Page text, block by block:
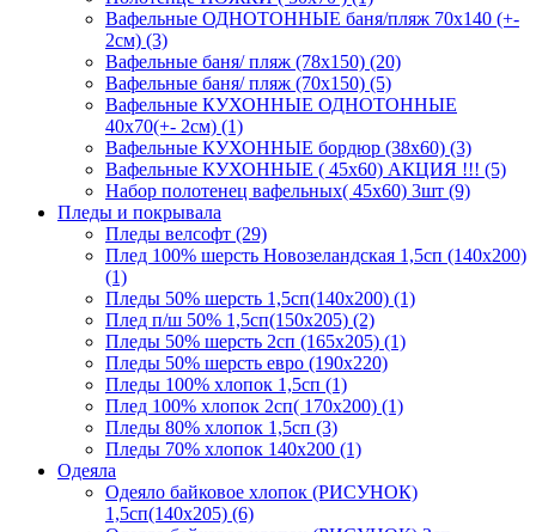
Вафельные ОДНОТОННЫЕ баня/пляж 70х140 (+-
2см) (3)
Вафельные баня/ пляж (78х150) (20)
Вафельные баня/ пляж (70х150) (5)
Вафельные КУХОННЫЕ ОДНОТОННЫЕ
40х70(+- 2см) (1)
Вафельные КУХОННЫЕ бордюр (38х60) (3)
Вафельные КУХОННЫЕ ( 45х60) АКЦИЯ !!! (5)
Набор полотенец вафельных( 45х60) 3шт (9)
Пледы и покрывала
Пледы велсофт (29)
Плед 100% шерсть Новозеландская 1,5сп (140х200)
(1)
Пледы 50% шерсть 1,5сп(140х200) (1)
Плед п/ш 50% 1,5сп(150х205) (2)
Пледы 50% шерсть 2сп (165х205) (1)
Пледы 50% шерсть евро (190х220)
Пледы 100% хлопок 1,5сп (1)
Плед 100% хлопок 2сп( 170х200) (1)
Пледы 80% хлопок 1,5сп (3)
Пледы 70% хлопок 140х200 (1)
Одеяла
Одеяло байковое хлопок (РИСУНОК)
1,5сп(140х205) (6)